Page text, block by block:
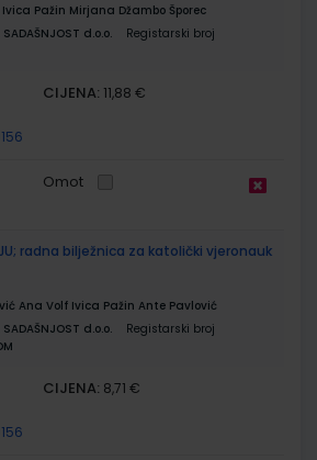
Pažin Mirjana Džambo Šporec
SADAŠNJOST d.o.o.
Registarski broj
CIJENA: 11,88 €
Omot
radna bilježnica za katolički vjeronauk
Ana Volf Ivica Pažin Ante Pavlović
SADAŠNJOST d.o.o.
Registarski broj
CIJENA: 8,71 €